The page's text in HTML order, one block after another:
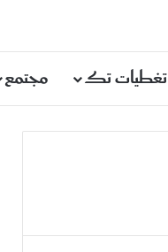
تغطيات تك مجتمع